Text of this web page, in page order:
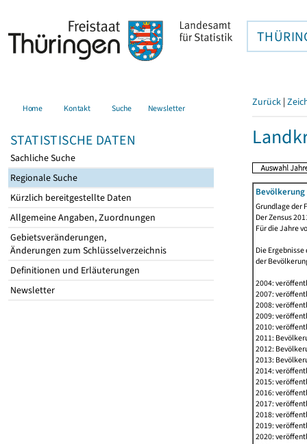
Home Kontakt Suche Newsletter
STATISTISCHE DATEN
Sachliche Suche
Regionale Suche
Kürzlich bereitgestellte Daten
Allgemeine Angaben, Zuordnungen
Gebietsveränderungen,
Änderungen zum Schlüsselverzeichnis
Definitionen und Erläuterungen
Newsletter
Zurück |
Grundlage der
Der Zensus
Für die Jahre
Die
der
2004:
2007:
2008:
2009:
2010:
2011:
2012:
2013:
2014:
2015:
2016:
2017:
2018:
2019:
2020: